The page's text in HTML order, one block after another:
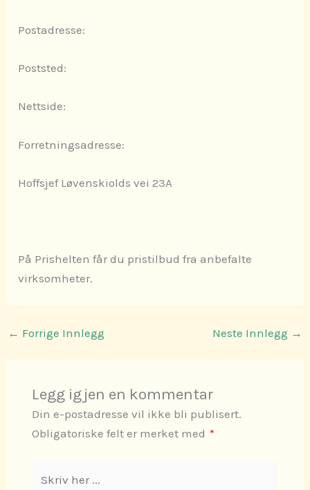
Postadresse:
Poststed:
Nettside:
Forretningsadresse:
Hoffsjef Løvenskiolds vei 23A
På Prishelten får du pristilbud fra anbefalte
virksomheter.
← Forrige Innlegg Neste Innlegg →
Legg igjen en kommentar
Din e-postadresse vil ikke bli publisert.
Obligatoriske felt er merket med *